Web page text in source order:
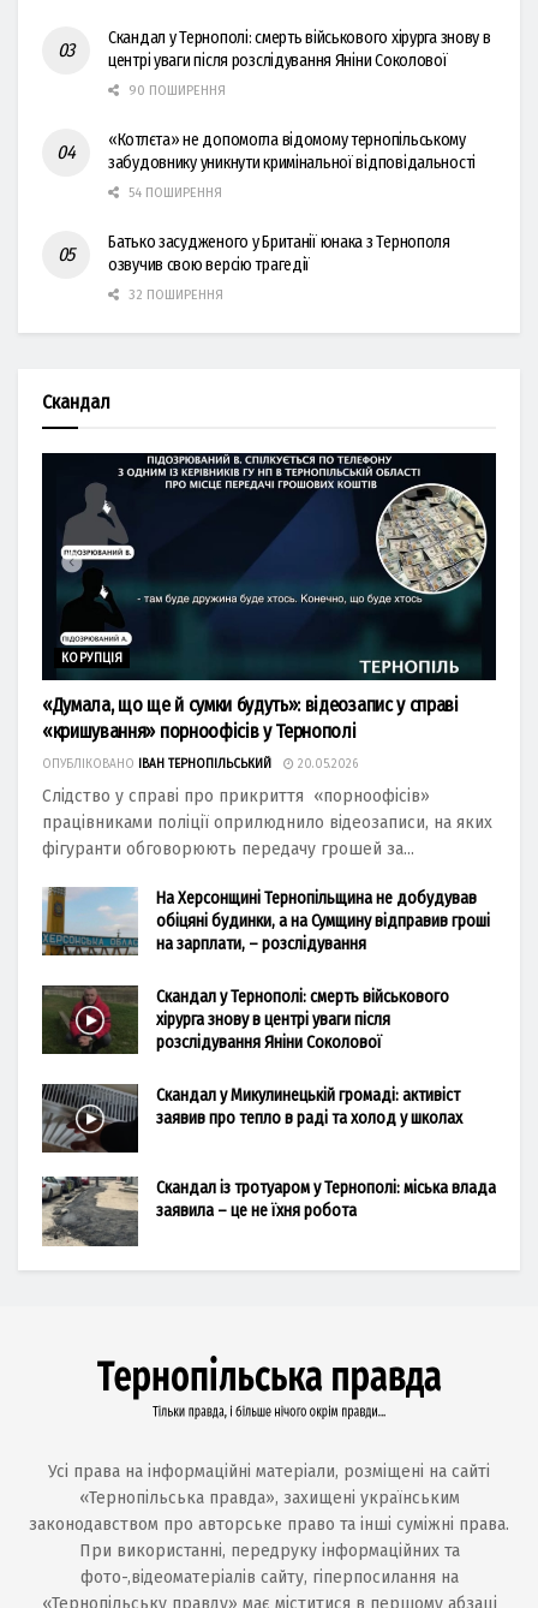
Скандал у Тернополі: смерть військового хірурга знову в
центрі уваги після розслідування Яніни Соколової
90 ПОШИРЕННЯ
«Котлєта» не допомогла відомому тернопільському
забудовнику уникнути кримінальної відповідальності
54 ПОШИРЕННЯ
Батько засудженого у Британії юнака з Тернополя
озвучив свою версію трагедії
32 ПОШИРЕННЯ
Скандал
КОРУПЦІЯ
«Думала, що ще й сумки будуть»: відеозапис у справі
«кришування» порноофісів у Тернополі
ОПУБЛІКОВАНО ІВАН ТЕРНОПІЛЬСЬКИЙ 20.05.2026
Слідство у справі про прикриття «порноофісів»
працівниками поліції оприлюднило відеозаписи, на яких
фігуранти обговорюють передачу грошей за...
На Херсонщині Тернопільщина не добудував
обіцяні будинки, а на Сумщину відправив гроші
на зарплати, – розслідування
Скандал у Тернополі: смерть військового
хірурга знову в центрі уваги після
розслідування Яніни Соколової
Скандал у Микулинецькій громаді: активіст
заявив про тепло в раді та холод у школах
Скандал із тротуаром у Тернополі: міська влада
заявила – це не їхня робота
Усі права на інформаційні матеріали, розміщені на сайті
«Тернопільська правда», захищені українським
законодавством про авторське право та інші суміжні права.
При використанні, передруку інформаційних та
фото-,відеоматеріалів сайту, гіперпосилання на
«Тернопільську правду» має міститися в першому абзаці